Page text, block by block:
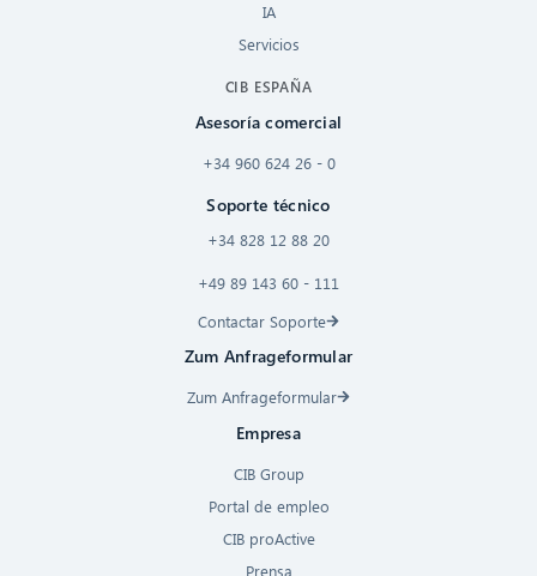
IA
Servicios
CIB ESPAÑA
Asesoría comercial
+34 960 624 26 - 0
Soporte técnico
+34 828 12 88 20
+49 89 143 60 - 111
Contactar Soporte
Zum Anfrageformular
Zum Anfrageformular
Empresa
CIB Group
Portal de empleo
CIB proActive
Prensa